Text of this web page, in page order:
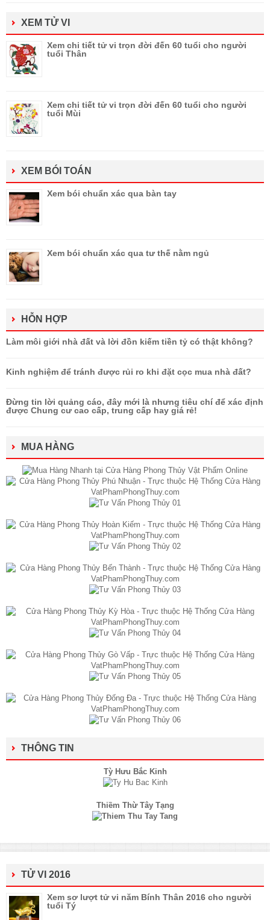
XEM TỬ VI
Xem chi tiết tử vi trọn đời đến 60 tuổi cho người
tuổi Thân
Xem chi tiết tử vi trọn đời đến 60 tuổi cho người
tuổi Mùi
XEM BÓI TOÁN
Xem bói chuẩn xác qua bàn tay
Xem bói chuẩn xác qua tư thế nằm ngủ
HỖN HỢP
Làm môi giới nhà đất và lời đồn kiếm tiền tỷ có thật không?
Kinh nghiệm để tránh được rủi ro khi đặt cọc mua nhà đất?
Đừng tin lời quảng cáo, đây mới là nhưng tiêu chí để xác định
được Chung cư cao cấp, trung cấp hay giá rẻ!
MUA HÀNG
THÔNG TIN
Tỳ Hưu Bắc Kinh
Thiềm Thừ Tây Tạng
TỬ VI 2016
Xem sơ lượt tử vi năm Bính Thân 2016 cho người
tuổi Tý